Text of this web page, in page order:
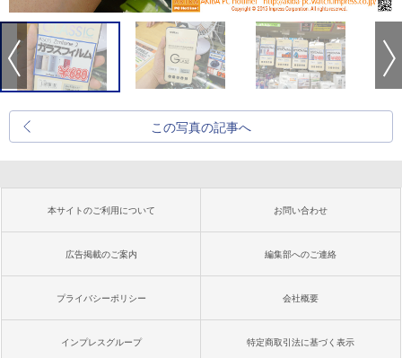
この写真の記事へ
本サイトのご利用について お問い合わせ
広告掲載のご案内 編集部へのご連絡
プライバシーポリシー 会社概要
インプレスグループ 特定商取引法に基づく表示